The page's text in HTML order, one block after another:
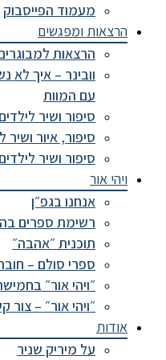
מעמוד הפייסבוק
הרצאות ומפגשים
הרצאות
וובינר – איך לא
עם המוות
סיפור ושיר
סיפור, איור ושיר
סיפור ושיר
ויהי אור
אנחנו בגפ״ן
רשימת ספרים
תוכנית ״אהבה״
ספרי סולם –
״ויהי אור״
״ויהי אור״ – צור
אודות
על מיריק שניר